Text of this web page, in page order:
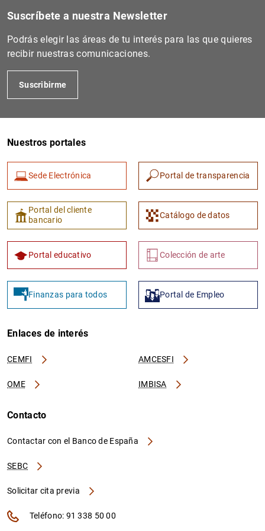
Suscríbete a nuestra Newsletter
Podrás elegir las áreas de tu interés para las que quieres
recibir nuestras comunicaciones.
Suscribirme
Nuestros portales
Sede Electrónica Portal de transparencia
Portal del cliente
bancario
Catálogo de datos
Portal educativo Colección de arte
Finanzas para todos Portal de Empleo
Enlaces de interés
CEMFI AMCESFI
OME IMBISA
Contacto
Contactar con el Banco de España
SEBC
Solicitar cita previa
Teléfono: 91 338 50 00